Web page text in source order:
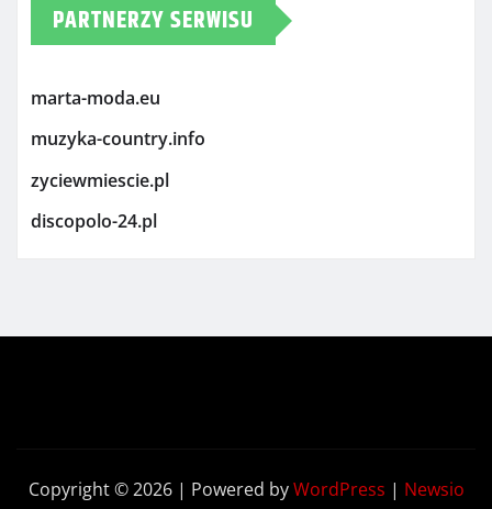
PARTNERZY SERWISU
marta-moda.eu
muzyka-country.info
zyciewmiescie.pl
discopolo-24.pl
Copyright © 2026 | Powered byWordPress | Newsio